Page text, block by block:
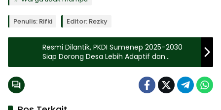
Penulis: Rifki Editor: Rezky
Resmi Dilantik, PKDI Sumenep 2025–2030
Siap Dorong Desa Lebih Adaptif dan
Kolaboratif